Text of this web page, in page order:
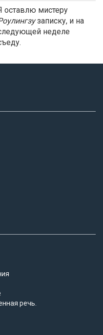
оставлю мистеру
записку, и на
неделе
речь.